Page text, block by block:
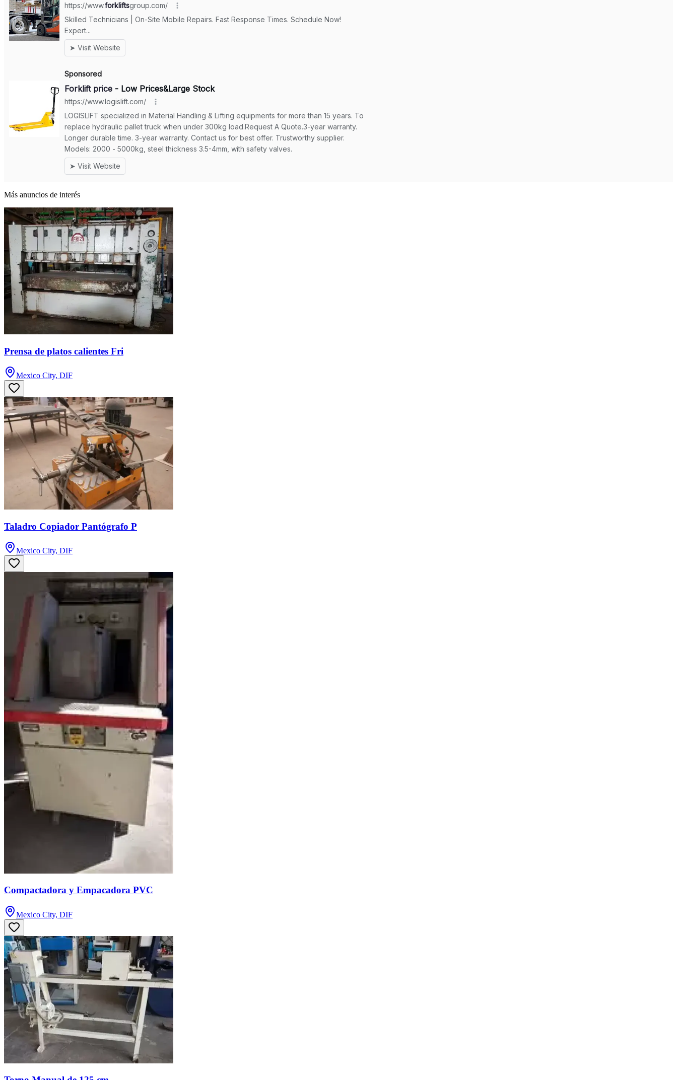
Más anuncios de interés
Prensa de platos calientes Fri
Mexico City, DIF
Taladro Copiador Pantógrafo P
Mexico City, DIF
Compactadora y Empacadora PVC
Mexico City, DIF